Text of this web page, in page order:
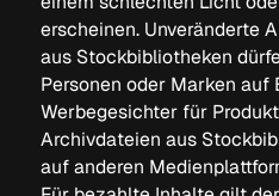
erscheinen. Unveränderte
aus Stockbibliotheken
Personen oder Marken
Werbegesichter für
Archivdateien aus
auf anderen